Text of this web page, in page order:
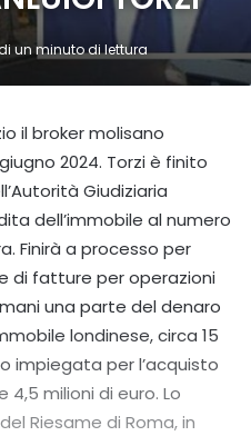
un minuto di lettura
il broker molisano
2024. Torzi è finito
Giudiziaria
dell’immobile al numero
Finirà a processo per
di fatture per operazioni
una parte del denaro
londinese, circa 15
impiegata per l’acquisto
4,5 milioni di euro. Lo
Riesame di Roma, in